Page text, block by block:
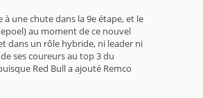
à une chute dans la 9e étape, et le
au moment de ce nouvel
dans un rôle hybride, ni leader ni
ses coureurs au top 3 du
Red Bull a ajouté Remco